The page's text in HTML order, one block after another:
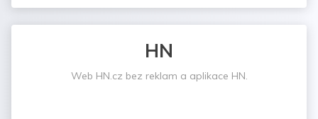
HN
Web HN.cz bez reklam a aplikace HN.